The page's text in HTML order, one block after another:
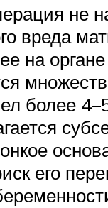
не
вреда
на
более
его